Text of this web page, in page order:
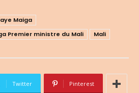
Maiga
Premier ministre du Mali
Mali
Twitter Pinterest